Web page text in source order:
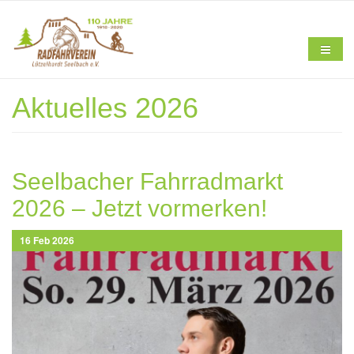
Verein
Aktuelles
Aktuelles 2026
Seelbacher Fahrradmarkt
2026 – Jetzt vormerken!
16 Feb 2026
screenshot_2026-02-
16_195709.png